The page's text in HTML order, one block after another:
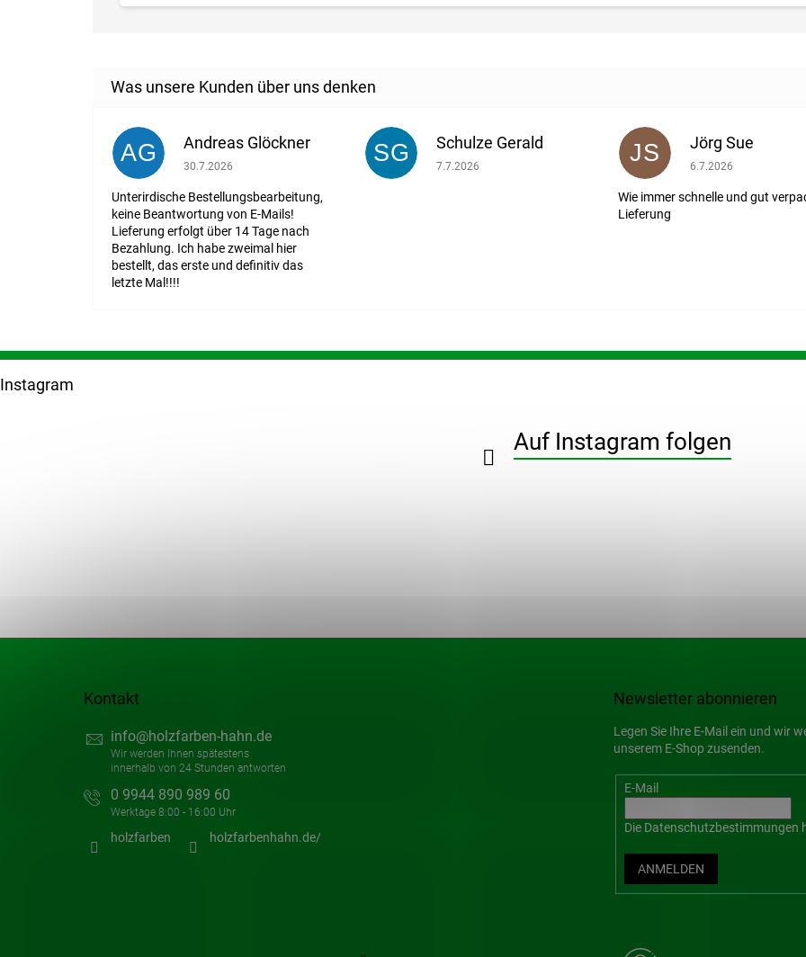
AG Andreas Glöckner
Die Shop-Bewertung beträgt 1 von 5 Sternen.
30.7.2026
Unterirdische Bestellungsbearbeitung,
keine Beantwortung von E-Mails!
Lieferung erfolgt über 14 Tage nach
Bezahlung. Ich habe zweimal hier
bestellt, das erste und definitiv das
letzte Mal!!!!
SG Schulze Gerald
Die Shop-Bewertung beträgt 5 von 5 Sternen.
7.7.2026 JS Jörg Sue
Die Shop-Bewertung
6.7.2026
Wie immer schnelle und gut
Lieferung
F
u
Instagram
Auf Instagram folgen
Kontakt
info@holzfarben-hahn.de
0 9944 890 989 60
holzfarben holzfarbenhahn.de/
Newsletter abonnieren
Legen Sie Ihre E-Mail ein und wir
unserem E-Shop zusenden.
E-Mail
Die Datenschutzbestimmungen
ANMELDEN